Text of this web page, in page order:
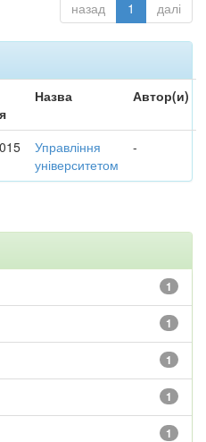
назад 1 далі
Назва Автор(и)
Управління
університетом
-
1
1
1
1
1